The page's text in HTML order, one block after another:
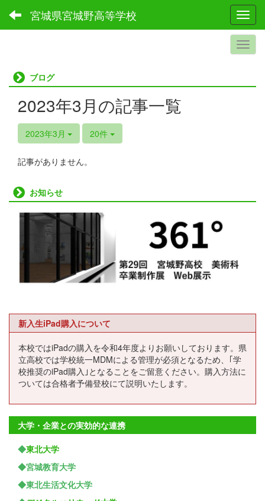
宮城県宮城野高等学校
ブログ
2023年3月の記事一覧
2023年3月 20件
記事がありません。
お知らせ
新入生iPad購入について
本校ではiPadの購入を令和4年度よりお願いしております。県
立高校では学校統一MDMによる管理が必須となるため、｢学
校推奨のiPad購入｣となることをご留意ください。購入方法に
ついては合格者予備登校にて説明いたします。
大学・企業との実効的な連携
◆東北大学
◆宮城教育大学
◆東北生活文化大学